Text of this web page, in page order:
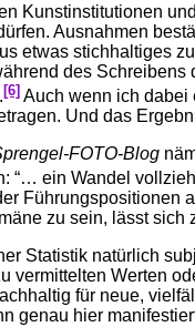
Kunstinstitutionen
Ausnahmen
etwas stichhaltiges
des
[6] Auch wenn ich dabei
Und das
FOTO-Blog
“… ein Wandel
Führungspositionen
zu sein, lässt
Statistik natürlich
vermittelten Werten
für neue,
genau hier